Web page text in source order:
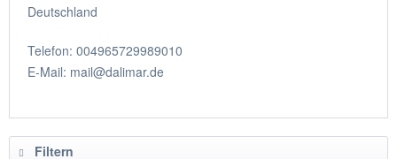
Deutschland
Telefon: 004965729989010
E-Mail: mail@dalimar.de
Filtern